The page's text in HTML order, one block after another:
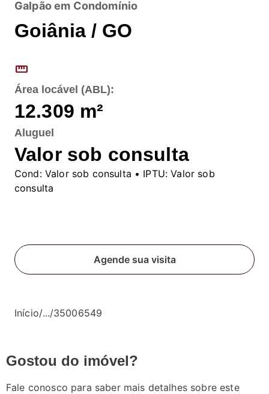
Galpão em Condomínio
Goiânia / GO
straighten
Área locável (ABL):
12.309 m²
Aluguel
Valor sob consulta
Cond:Valor sob consulta • IPTU: Valor sob
consulta
Agende sua visita
Início/.../35006549
Gostou do imóvel?
Fale conosco para saber mais detalhes sobre este